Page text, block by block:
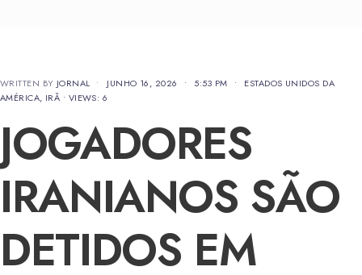
WRITTEN BY JORNAL • JUNHO 16, 2026 • 5:53 PM •
ESTADOS UNIDOS DA
AMÉRICA, IRÃ • VIEWS: 6
JOGADORES
IRANIANOS SÃO
DETIDOS EM